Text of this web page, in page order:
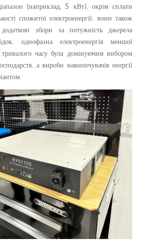
(наприклад, 5 кВт), окрім сплати
спожитої електроенергії, вони також
збори за потужність джерела
однофазна електроенергія меншої
часу була домінуючим вибором
а вироби накопичувачів енергії